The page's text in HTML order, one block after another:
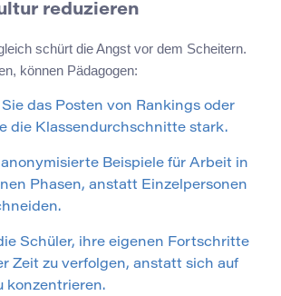
reduzieren
schürt die Angst vor dem Scheitern.
können Pädagogen:
das Posten von Rankings oder
die Klassendurchschnitte stark.
Beispiele für Arbeit in
Phasen, anstatt Einzelpersonen
Schüler, ihre eigenen Fortschritte
Zeit zu verfolgen, anstatt sich auf
konzentrieren.